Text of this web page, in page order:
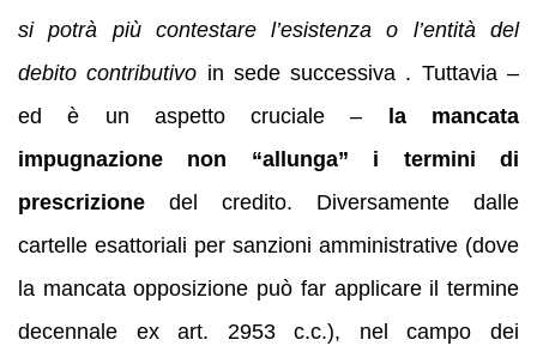
si potrà più contestare l’esistenza o l’entità del
debito contributivo in sede successiva . Tuttavia –
ed è un aspetto cruciale – la mancata
impugnazione non “allunga” i termini di
prescrizione del credito. Diversamente dalle
cartelle esattoriali per sanzioni amministrative (dove
la mancata opposizione può far applicare il termine
decennale ex art. 2953 c.c.), nel campo dei